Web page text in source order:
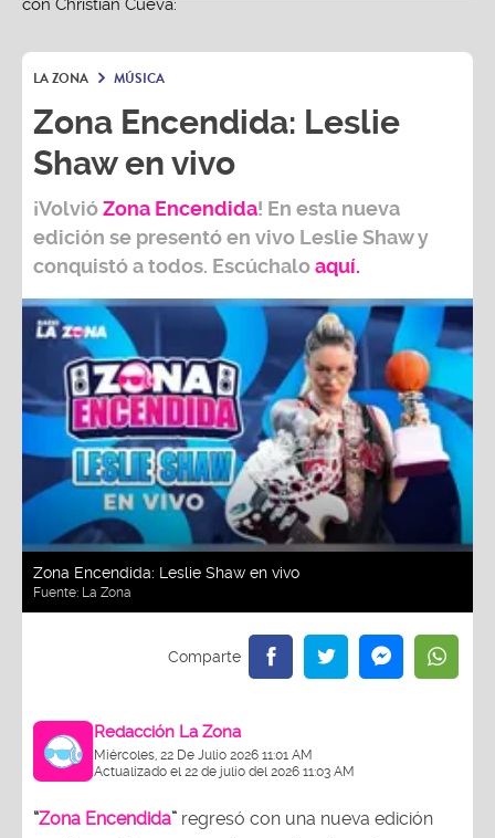
LA ZONA MÚSICA
Zona Encendida: Leslie
Shaw en vivo
¡VolvióZona Encendida! En esta nueva
edición se presentó en vivo Leslie Shaw y
conquistó a todos. Escúchaloaquí.
Zona Encendida: Leslie Shaw en vivo
Fuente: La Zona
Redacción La Zona
Miércoles, 22 De Julio 2026 11:01 AM
Actualizado el 22 de julio del 2026 11:03 AM
“Zona Encendida” regresó con una nueva edición